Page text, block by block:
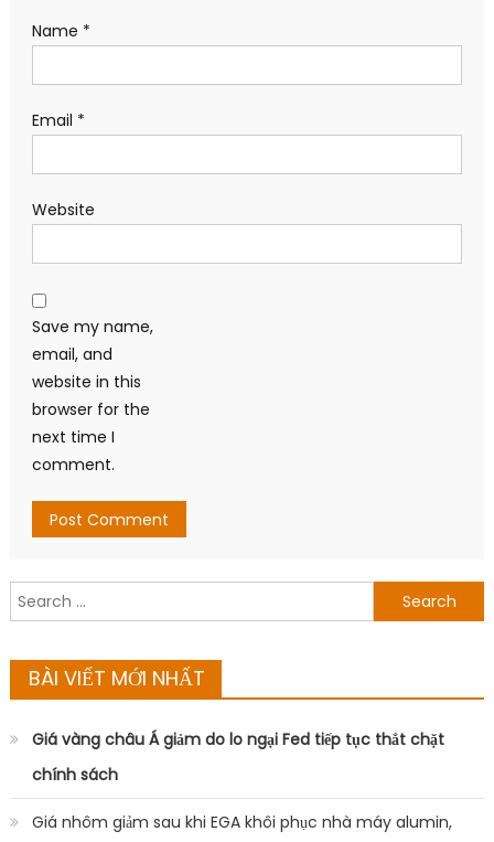
Name *
Email *
Website
Save my name,
email, and
website in this
browser for the
next time I
comment.
Search
for:
BÀI VIẾT MỚI NHẤT
Giá vàng châu Á giảm do lo ngại Fed tiếp tục thắt chặt
chính sách
Giá nhôm giảm sau khi EGA khôi phục nhà máy alumin,